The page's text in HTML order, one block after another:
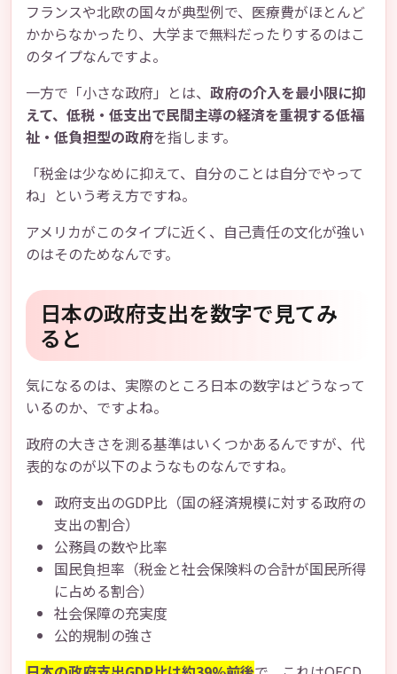
フランスや北欧の国々が典型例で、医療費がほとんど
かからなかったり、大学まで無料だったりするのはこ
のタイプなんですよ。
一方で「小さな政府」とは、 政府の介入を最小限に抑
えて、低税・低支出で民間主導の経済を重視する低福
祉・低負担型の政府を指します。
「税金は少なめに抑えて、自分のことは自分でやって
ね」という考え方ですね。
アメリカがこのタイプに近く、自己責任の文化が強い
のはそのためなんです。
日本の政府支出を数字で見てみ
ると
気になるのは、実際のところ日本の数字はどうなって
いるのか、ですよね。
政府の大きさを測る基準はいくつかあるんですが、代
表的なのが以下のようなものなんですね。
政府支出のGDP比（国の経済規模に対する政府の
支出の割合）
公務員の数や比率
国民負担率（税金と社会保険料の合計が国民所得
に占める割合）
社会保障の充実度
公的規制の強さ